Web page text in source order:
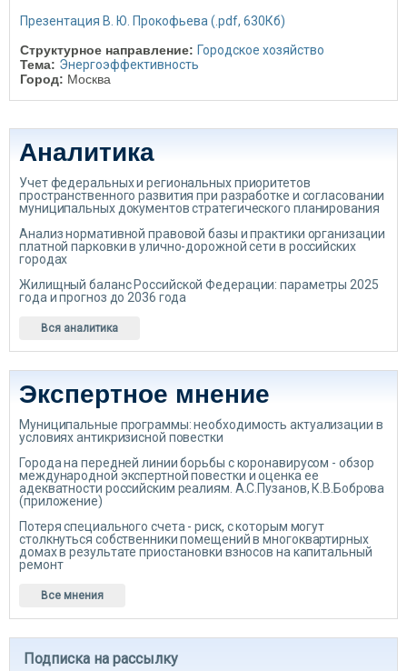
Презентация В. Ю. Прокофьева (.pdf, 630Кб)
Структурное направление: Городское хозяйство
Тема: Энергоэффективность
Город: Москва
Аналитика
Учет федеральных и региональных приоритетов
пространственного развития при разработке и согласовании
муниципальных документов стратегического планирования
Анализ нормативной правовой базы и практики организации
платной парковки в улично-дорожной сети в российских
городах
Жилищный баланс Российской Федерации: параметры 2025
года и прогноз до 2036 года
Вся аналитика
Экспертное мнение
Муниципальные программы: необходимость актуализации в
условиях антикризисной повестки
Города на передней линии борьбы с коронавирусом - обзор
международной экспертной повестки и оценка ее
адекватности российским реалиям. А.С.Пузанов, К.В.Боброва
(приложение)
Потеря специального счета - риск, с которым могут
столкнуться собственники помещений в многоквартирных
домах в результате приостановки взносов на капитальный
ремонт
Все мнения
Подписка на рассылку